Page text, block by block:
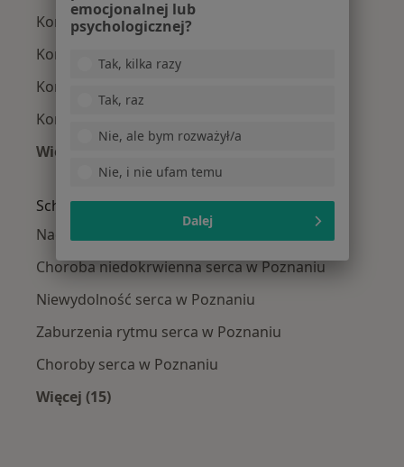
Kontuzje sportowe w Suchym Lasie
Kontuzje sportowe w Środzie Wielkopolskiej
Kontuzje sportowe w Komornikach
Kontuzje sportowe w Szamotułach
Więcej (14)
Więcej w kategorii: W pobliżu Poznania
Schorzenia w Poznaniu
Nadciśnienie tętnicze w Poznaniu
Choroba niedokrwienna serca w Poznaniu
Niewydolność serca w Poznaniu
Zaburzenia rytmu serca w Poznaniu
Choroby serca w Poznaniu
Więcej (15)
emocjonalnej lub
psychologicznej?
Tak, kilka razy
Tak, raz
Nie, ale bym rozważył/a
Nie, i nie ufam temu
Dalej